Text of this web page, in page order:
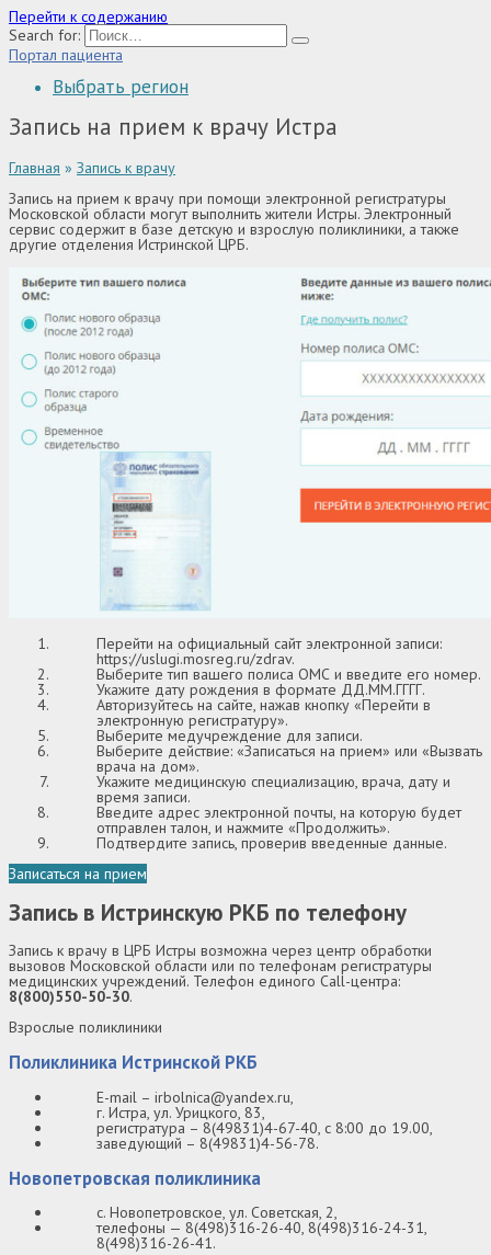
Перейти к содержанию
Search for:
Портал пациента
Выбрать регион
Запись на прием к врачу Истра
Главная » Запись к врачу
Запись на прием к врачу при помощи электронной регистратуры
Московской области могут выполнить жители Истры. Электронный
сервис содержит в базе детскую и взрослую поликлиники, а также
другие отделения Истринской ЦРБ.
Перейти на официальный сайт электронной записи:
https://uslugi.mosreg.ru/zdrav.
Выберите тип вашего полиса ОМС и введите его номер.
Укажите дату рождения в формате ДД.ММ.ГГГГ.
Авторизуйтесь на сайте, нажав кнопку «Перейти в
электронную регистратуру».
Выберите медучреждение для записи.
Выберите действие: «Записаться на прием» или «Вызвать
врача на дом».
Укажите медицинскую специализацию, врача, дату и
время записи.
Введите адрес электронной почты, на которую будет
отправлен талон, и нажмите «Продолжить».
Подтвердите запись, проверив введенные данные.
Записаться на прием
Запись в Истринскую РКБ по телефону
Запись к врачу в ЦРБ Истры возможна через центр обработки
вызовов Московской области или по телефонам регистратуры
медицинских учреждений. Телефон единого Call-центра:
8(800)550-50-30.
Взрослые поликлиники
Поликлиника Истринской РКБ
E-mail – irbolnica@yandex.ru,
г. Истра, ул. Урицкого, 83,
регистратура – 8(49831)4-67-40, с 8:00 до 19.00,
заведующий – 8(49831)4-56-78.
Новопетровская поликлиника
с. Новопетровское, ул. Советская, 2,
телефоны — 8(498)316-26-40, 8(498)316-24-31,
8(498)316-26-41.